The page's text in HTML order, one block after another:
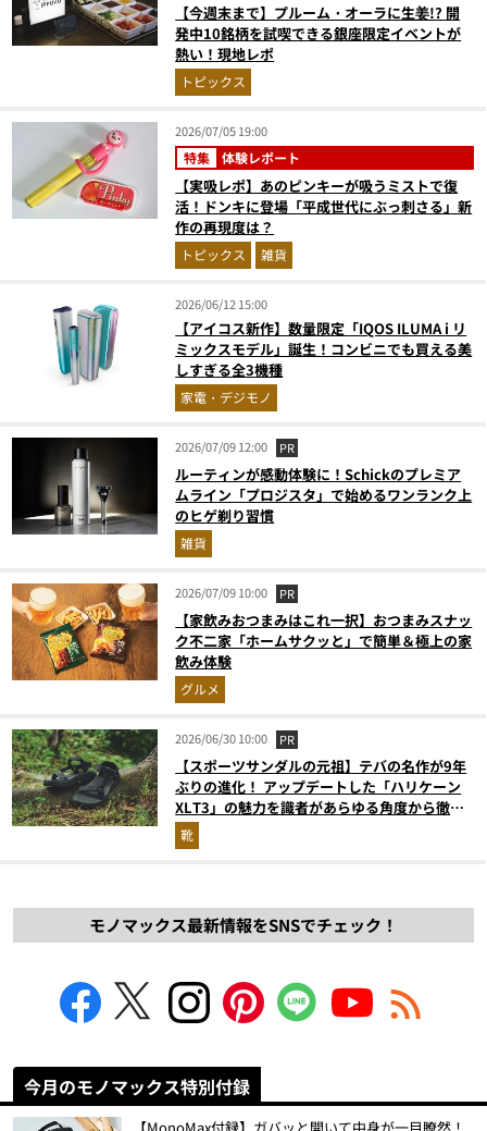
【今週末まで】プルーム・オーラに生姜!? 開
発中10銘柄を試喫できる銀座限定イベントが
熱い！現地レポ
トピックス
2026/07/05 19:00
特集 体験レポート
【実吸レポ】あのピンキーが吸うミストで復
活！ドンキに登場「平成世代にぶっ刺さる」新
作の再現度は？
トピックス 雑貨
2026/06/12 15:00
【アイコス新作】数量限定「IQOS ILUMA i リ
ミックスモデル」誕生！コンビニでも買える美
しすぎる全3機種
家電・デジモノ
2026/07/09 12:00 PR
ルーティンが感動体験に！Schickのプレミア
ムライン「プロジスタ」で始めるワンランク上
のヒゲ剃り習慣
雑貨
2026/07/09 10:00 PR
【家飲みおつまみはこれ一択】おつまみスナッ
ク不二家「ホームサクッと」で簡単＆極上の家
飲み体験
グルメ
2026/06/30 10:00 PR
【スポーツサンダルの元祖】テバの名作が9年
ぶりの進化！ アップデートした「ハリケーン
XLT3」の魅力を識者があらゆる角度から徹底
解説！
靴
モノマックス最新情報をSNSでチェック！
今月のモノマックス特別付録
【MonoMax付録】ガバッと開いて中身が一目瞭然！